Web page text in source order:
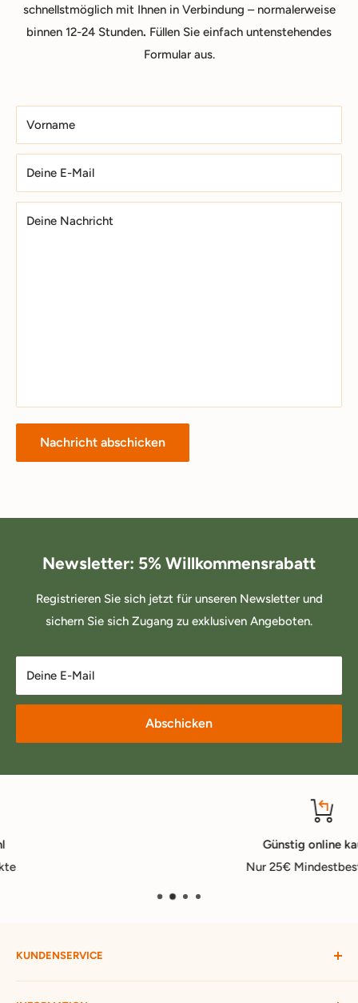
schnellstmöglich mit Ihnen in Verbindung – normalerweise
binnen 12-24 Stunden. Füllen Sie einfach untenstehendes
Formular aus.
Vorname
Deine E-Mail
Deine Nachricht
Nachricht abschicken
Newsletter: 5% Willkommensrabatt
Registrieren Sie sich jetzt für unseren Newsletter und
sichern Sie sich Zugang zu exklusiven Angeboten.
Deine E-Mail
Abschicken
Günstig online kaufen
Nur 25€ Mindestbestellwert
KUNDENSERVICE
Mein Konto